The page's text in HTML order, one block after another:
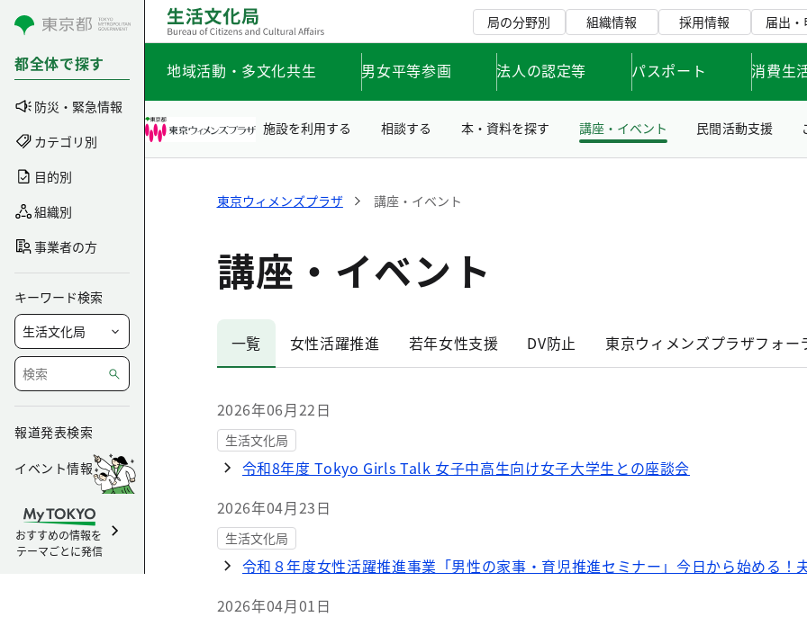
コンテンツにスキップ
都全体で探す
防災・緊急情報
カテゴリ別
目的別
組織別
事業者の方
キーワード検索
報道発表検索
イベント情報
おすすめの情報を
テーマごとに発信
局の分野別 組織情報 採用情報 届出
地域活動・多文化共生 男女平等参画 法人の認定等 パスポート 消費生
施設を利用する 相談する 本・資料を探す 講座・イベント 民間活動支援
東京ウィメンズプラザ 講座・イベント
講座・イベント
一覧 女性活躍推進 若年女性支援 DV防止 東京ウィメンズプラザフォー
2026年06月22日
生活文化局
令和8年度 Tokyo Girls Talk 女子中高生向け女子大学生との座談会
2026年04月23日
生活文化局
令和８年度女性活躍推進事業「男性の家事・育児推進セミナー」今日から始める
2026年04月01日